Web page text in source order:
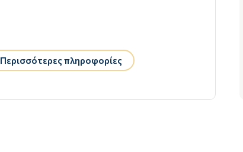
Περισσότερες πληροφορίες